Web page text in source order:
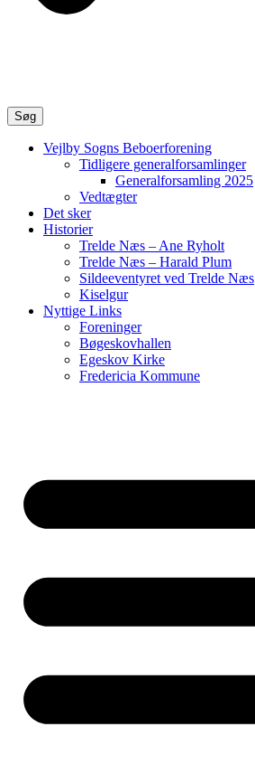
Søg
Vejlby Sogns Beboerforening
Tidligere generalforsamlinger
Generalforsamling 2025
Vedtægter
Det sker
Historier
Trelde Næs – Ane Ryholt
Trelde Næs – Harald Plum
Sildeeventyret ved Trelde Næs
Kiselgur
Nyttige Links
Foreninger
Bøgeskovhallen
Egeskov Kirke
Fredericia Kommune